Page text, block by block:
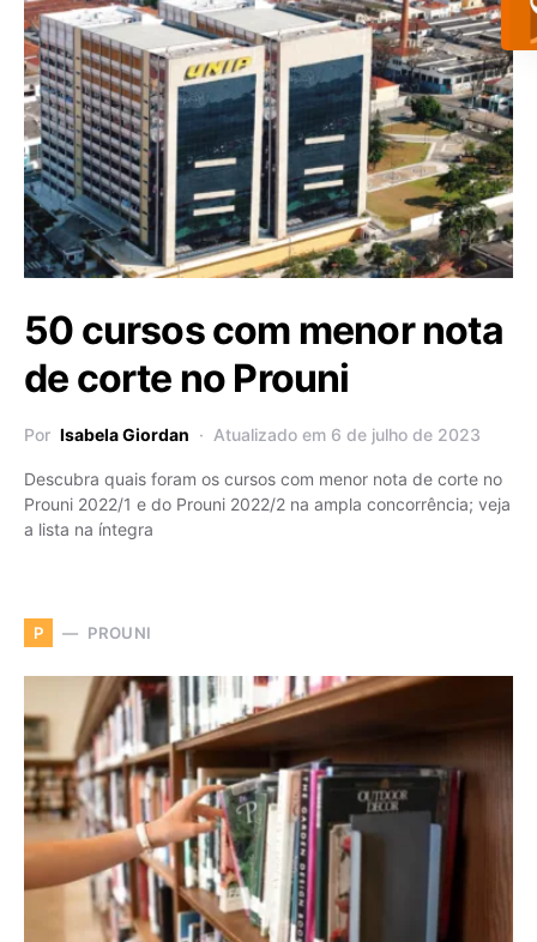
50 cursos com menor nota
de corte no Prouni
Por Isabela Giordan Atualizado em 6 de julho de 2023
Descubra quais foram os cursos com menor nota de corte no
Prouni 2022/1 e do Prouni 2022/2 na ampla concorrência; veja
a lista na íntegra
P PROUNI